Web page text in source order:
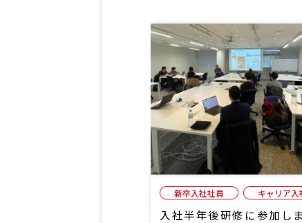
新卒入社社員 キャリア入
入社半年後研修に参加し